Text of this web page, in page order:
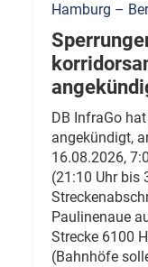
Hamburg –
DB InfraGo
angekündigt,
16.08.2026,
(21:10 Uhr bis
Paulinenaue
Strecke 6100
(Bahnhöfe